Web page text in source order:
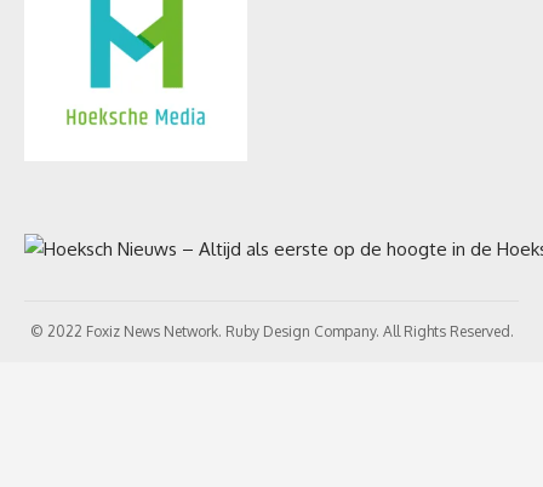
© 2022 Foxiz News Network. Ruby Design Company. All Rights Reserved.